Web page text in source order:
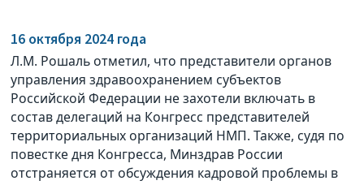
16 октября 2024 года
Л.М. Рошаль отметил, что представители органов
управления здравоохранением субъектов
Российской Федерации не захотели включать в
состав делегаций на Конгресс представителей
территориальных организаций НМП. Также, судя по
повестке дня Конгресса, Минздрав России
отстраняется от обсуждения кадровой проблемы в